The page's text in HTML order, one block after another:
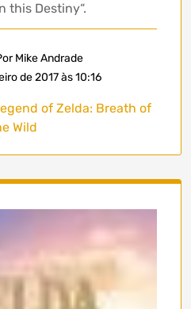
this Destiny“.
Mike Andrade
de 2017 às 10:16
of Zelda: Breath of
Wild